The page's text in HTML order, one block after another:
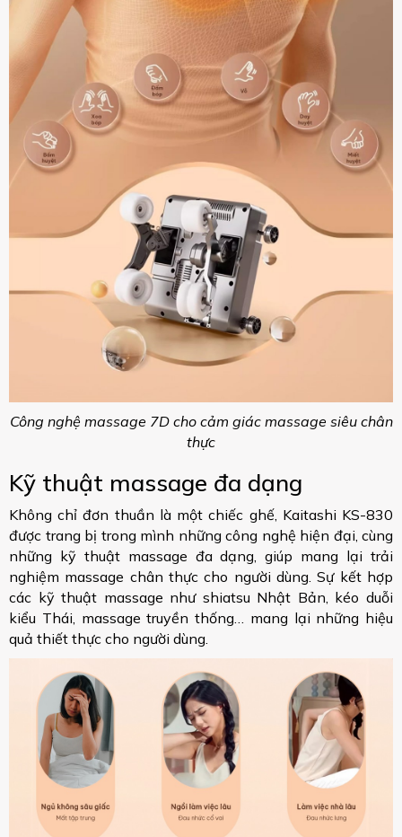
Công nghệ massage 7D cho cảm giác massage siêu chân
thực
Kỹ thuật massage đa dạng
Không chỉ đơn thuần là một chiếc ghế, Kaitashi KS-830
được trang bị trong mình những công nghệ hiện đại, cùng
những kỹ thuật massage đa dạng, giúp mang lại trải
nghiệm massage chân thực cho người dùng. Sự kết hợp
các kỹ thuật massage như shiatsu Nhật Bản, kéo duỗi
kiểu Thái, massage truyền thống… mang lại những hiệu
quả thiết thực cho người dùng.